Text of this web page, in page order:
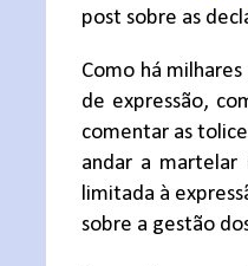
post sobre as
Como há
de expressão,
comentar as
andar a martelar
limitada à
sobre a gestão